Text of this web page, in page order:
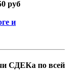
руб
и
СДЕКа по всей